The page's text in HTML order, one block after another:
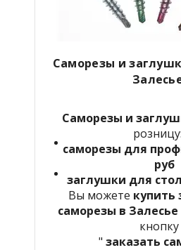
Саморезы и
Саморезы и
розницу:
саморезы для
руб
заглушки для
Вы можете купить
саморезы в Залесье
кнопку
" заказать